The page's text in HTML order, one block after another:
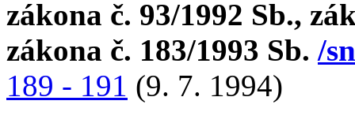
zákona č. 93/1992 Sb.,
zákona č. 183/1993 Sb. /
189 - 191 (9. 7. 1994)